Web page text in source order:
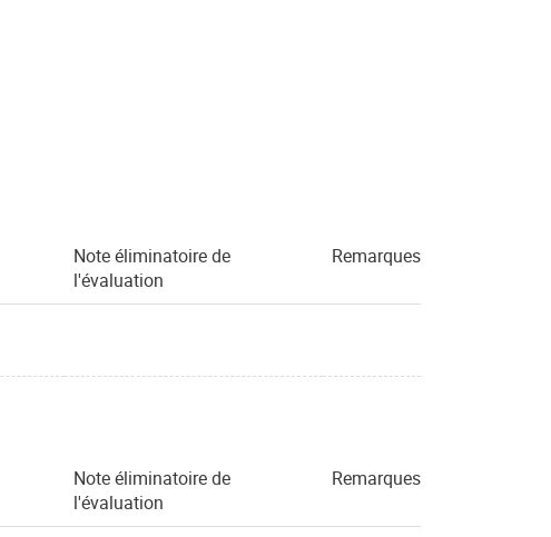
Note éliminatoire de
l'évaluation
Remarques
Note éliminatoire de
l'évaluation
Remarques